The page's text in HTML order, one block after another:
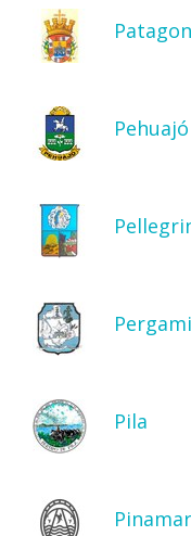
Pehuajó
Pila
Pinamar